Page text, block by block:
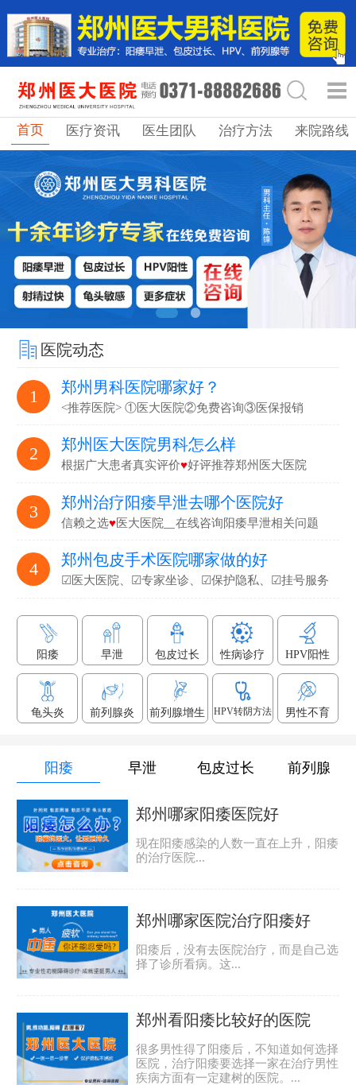
首页 医疗资讯 医生团队 治疗方法 来院路线
医院动态
1 郑州男科医院哪家好？
<推荐医院> ①医大医院②免费咨询③医保报销
2 郑州医大医院男科怎么样
根据广大患者真实评价♥好评推荐郑州医大医院
3 郑州治疗阳痿早泄去哪个医院好
信赖之选♥医大医院▁在线咨询阳痿早泄相关问题
4 郑州包皮手术医院哪家做的好
☑医大医院、☑专家坐诊、☑保护隐私、☑挂号服务
阳痿 早泄 包皮过长 性病诊疗 HPV阳性
龟头炎 前列腺炎 前列腺增生 HPV转阴方法 男性不育
阳痿 早泄 包皮过长 前列腺
郑州哪家阳痿医院好
现在阳痿感染的人数一直在上升，阳痿
的治疗医院...
郑州哪家医院治疗阳痿好
阳痿后，没有去医院治疗，而是自己选
择了诊所看病。这...
郑州看阳痿比较好的医院
很多男性得了阳痿后，不知道如何选择
医院，治疗阳痿要选择一家在治疗男性
疾病方面有一定建树的医院。...